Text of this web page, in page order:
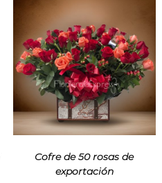
Cofre de 50 rosas de
exportación